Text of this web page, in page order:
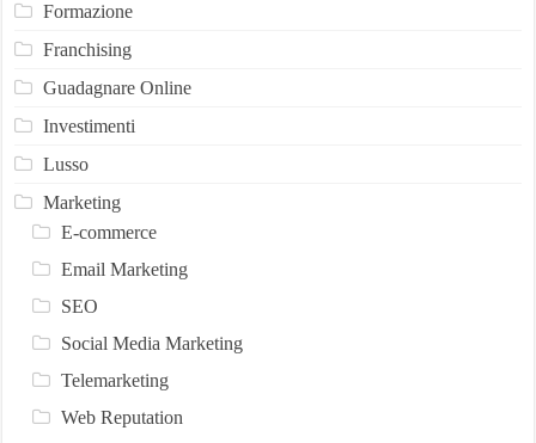
Formazione
Franchising
Guadagnare Online
Investimenti
Lusso
Marketing
E-commerce
Email Marketing
SEO
Social Media Marketing
Telemarketing
Web Reputation